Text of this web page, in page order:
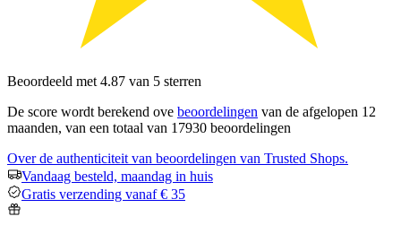
Beoordeeld met 4.87 van 5 sterren
De score wordt berekend ove beoordelingen van de afgelopen 12
maanden, van een totaal van 17930 beoordelingen
Over de authenticiteit van beoordelingen van Trusted Shops.
Vandaag besteld, maandag in huis
Gratis verzending vanaf € 35